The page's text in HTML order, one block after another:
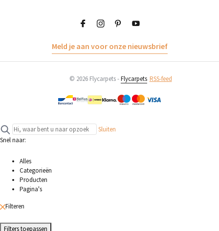
Meld je aan voor onze nieuwsbrief
© 2026 Flycarpets -Flycarpets RSS-feed
Sluiten
Snel naar:
Alles
Categorieën
Producten
Pagina's
Filteren
Filters toepassen